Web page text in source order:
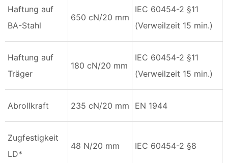
Haftung auf
BA-Stahl
650 cN/20 mm
IEC 60454-2 §11
(Verweilzeit 15 min.)
Haftung auf
Träger
180 cN/20 mm
IEC 60454-2 §11
(Verweilzeit 15 min.)
Abrollkraft 235 cN/20 mm EN 1944
Zugfestigkeit
LD*
48 N/20 mm IEC 60454-2 §8